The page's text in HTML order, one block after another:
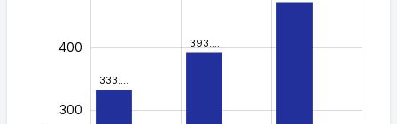
333.…
393.…
300
400